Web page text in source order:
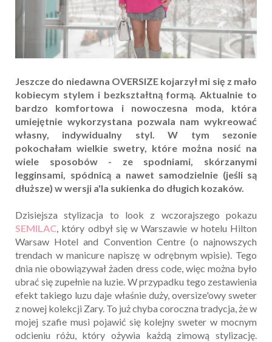
Jeszcze do niedawna OVERSIZE kojarzył mi się z mało
kobiecym stylem i bezkształtną formą. Aktualnie to
bardzo komfortowa i nowoczesna moda, która
umiejętnie wykorzystana pozwala nam wykreować
własny, indywidualny styl. W tym sezonie
pokochałam wielkie swetry, które można nosić na
wiele sposobów - ze spodniami, skórzanymi
legginsami, spódnicą a nawet samodzielnie (jeśli są
dłuższe) w wersji a'la sukienka do długich kozaków.
Dzisiejsza stylizacja to look z wczorajszego pokazu
SEMILAC, który odbył się w Warszawie w hotelu Hilton
Warsaw Hotel and Convention Centre (o najnowszych
trendach w manicure napiszę w odrębnym wpisie). Tego
dnia nie obowiązywał żaden dress code, więc można było
ubrać się zupełnie na luzie. W przypadku tego zestawienia
efekt takiego luzu daje właśnie duży, oversize'owy sweter
z nowej kolekcji Zary. To już chyba coroczna tradycja, że w
mojej szafie musi pojawić się kolejny sweter w mocnym
odcieniu różu, który ożywia każdą zimową stylizację.